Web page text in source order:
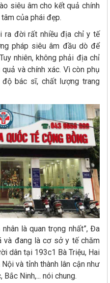
siêu âm cho kết quả chính
của phái đẹp.
ra đời rất nhiều địa chỉ y tế
pháp siêu âm đầu dò để
nhiên, không phải địa chỉ
và chính xác. Vì còn phụ
bác sĩ, chất lượng trang
là quan trọng nhất”, Đa
và đang là cơ sở y tế chăm
dân tại 193c1 Bà Triệu, Hai
và tỉnh thành lân cận như
Bắc Ninh,... nói chung.